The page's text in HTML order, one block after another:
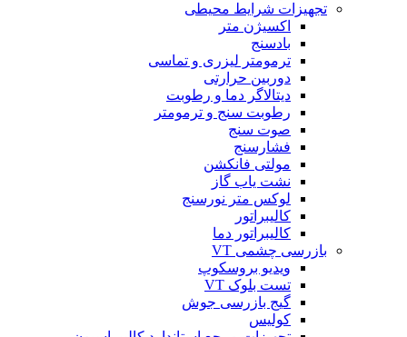
تجهیزات شرایط محیطی
اکسیژن متر
بادسنج
ترمومتر لیزری و تماسی
دوربین حرارتی
دیتالاگر دما و رطوبت
رطوبت سنج و ترمومتر
صوت سنج
فشارسنج
مولتی فانکشن
نشت یاب گاز
لوکس متر نورسنج
کالیبراتور
کالیبراتور دما
بازرسی چشمی VT
ویدیو بروسکوپ
تست بلوک VT
گیج بازرسی جوش
کولیس